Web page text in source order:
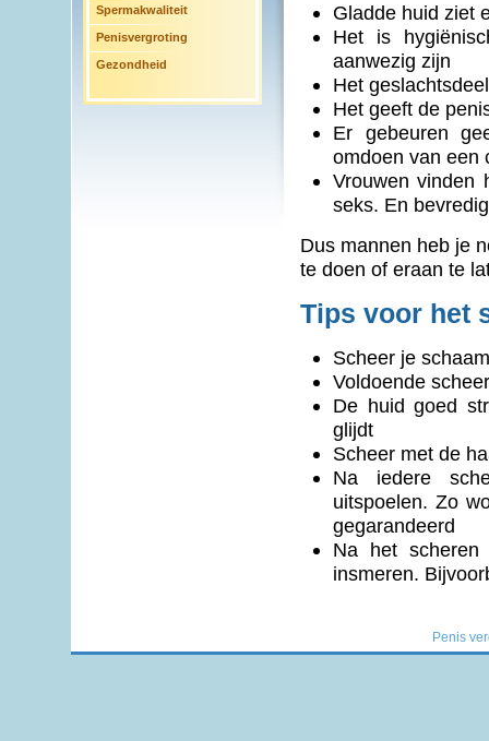
Spermakwaliteit
Penisvergroting
Gezondheid
Gladde huid ziet
Het is
aanwezig zijn
Het
Het geeft de
Er gebeuren
omdoen van een
Vrouwen vinden
seks. En
Dus mannen heb je
te doen of eraan te
Tips voor het
Scheer je
Voldoende
De huid goed
glijdt
Scheer met de
Na iedere
uitspoelen. Zo
gegarandeerd
Na het scheren
insmeren.
Penis